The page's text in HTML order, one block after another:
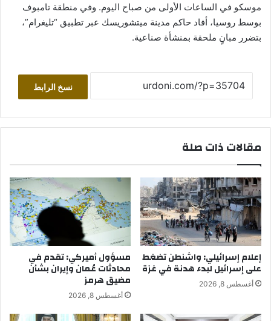
موسكو في الساعات الأولى من صباح اليوم. وفي منطقة تامبوف
بوسط روسيا، أفاد حاكم مدينة ميتشوريسك عبر تطبيق “تليغرام”،
بتضرر مبانٍ ملحقة بمنشأة صناعية.
نسخ الرابط
مقالات ذات صلة
إعلام إسرائيلي: واشنطن تضغط
على إسرائيل لبدء هدنة في غزة
أغسطس 8, 2026
مسؤول أميركي: تقدم في
محادثات عُمان وإيران بشأن
مضيق هرمز
أغسطس 8, 2026